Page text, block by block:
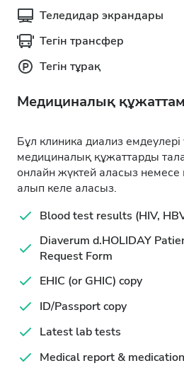
Теледидар экрандары
Тегін трансфер
Тегін тұрақ
Медициналық
Бұл клиника диализ
медициналық құжаттарды
онлайн жүктей аласыз немесе
алып келе аласыз.
Blood test results (HIV,
Diaverum d.HOLIDAY
Request Form
EHIC (or GHIC) copy
ID/Passport copy
Latest lab tests
Medical report &